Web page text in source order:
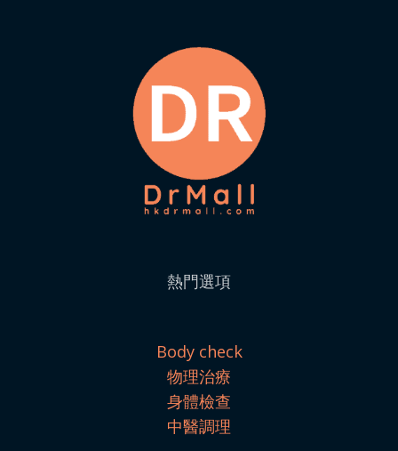
熱門選項
Body check
物理治療
身體檢查
中醫調理